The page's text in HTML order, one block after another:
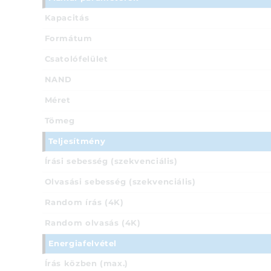
Kapacitás
Formátum
Csatolófelület
NAND
Méret
Tömeg
Teljesítmény
Írási sebesség (szekvenciális)
Olvasási sebesség (szekvenciális)
Random írás (4K)
Random olvasás (4K)
Energiafelvétel
Írás közben (max.)